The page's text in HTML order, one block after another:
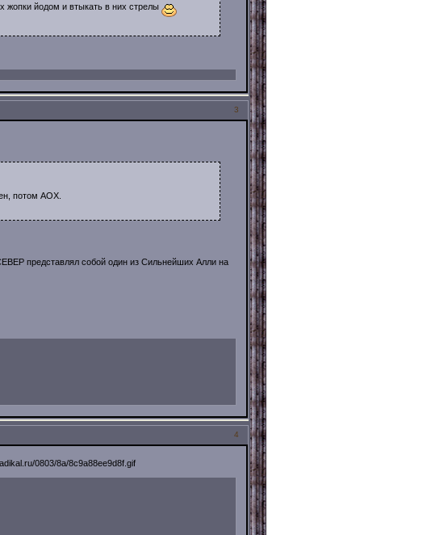
жопки йодом и втыкать в них стрелы
3
потом АОХ.
представлял собой один из Сильнейших Алли на
4